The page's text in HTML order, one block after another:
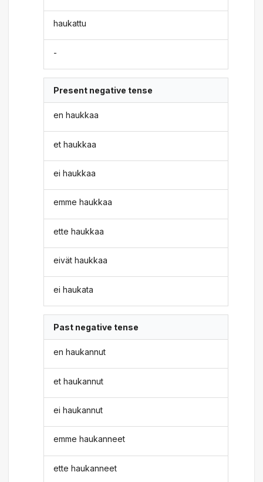
haukattu
-
Present negative tense
en haukkaa
et haukkaa
ei haukkaa
emme haukkaa
ette haukkaa
eivät haukkaa
ei haukata
Past negative tense
en haukannut
et haukannut
ei haukannut
emme haukanneet
ette haukanneet